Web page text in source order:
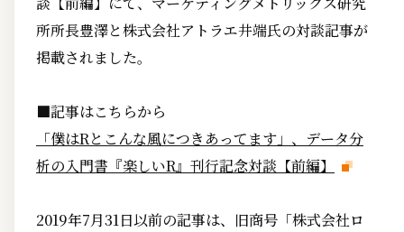
所所長豊澤と株式会社アトラエ井端氏の対談記事が
掲載されました。
■記事はこちらから
「僕はRとこんな風につきあってます」、データ分
析の入門書『楽しいR』刊行記念対談【前編】
2019年7月31日以前の記事は、旧商号「株式会社ロ